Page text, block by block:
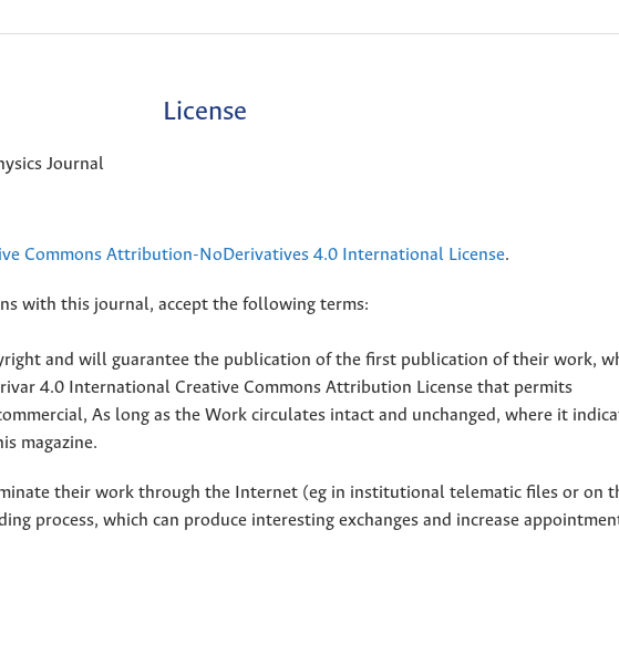
License
Journal
Commons Attribution-NoDerivatives 4.0 International License.
with this journal, accept the following terms:
and will guarantee the publication of the first publication of their work,
4.0 International Creative Commons Attribution License that permits
As long as the Work circulates intact and unchanged, where it
magazine.
their work through the Internet (eg in institutional telematic files or on
process, which can produce interesting exchanges and increase